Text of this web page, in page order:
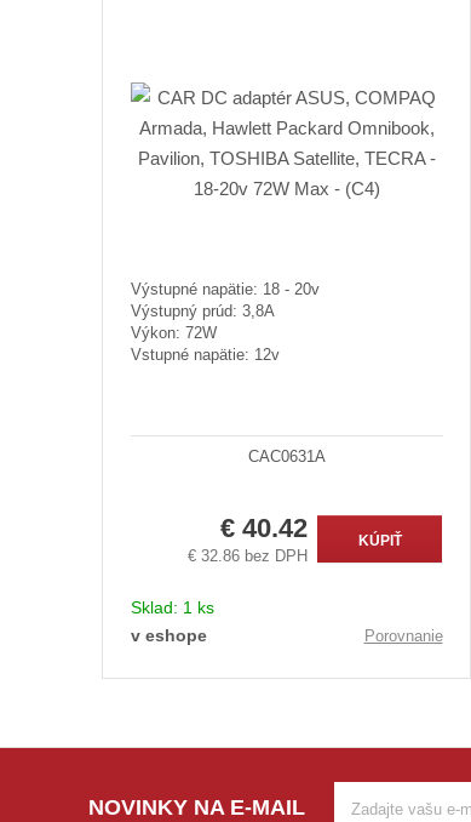
Výstupné napätie: 18 - 20v
Výstupný prúd: 3,8A
Výkon: 72W
Vstupné napätie: 12v
CAC0631A
€ 40.42
€ 32.86 bez DPH
KÚPIŤ
Sklad: 1 ks
v eshope
Porovnanie
NOVINKY NA E-MAIL